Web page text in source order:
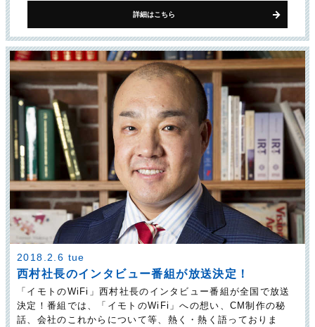
詳細はこちら
2018.2.6 tue
西村社長のインタビュー番組が放送決定！
「イモトのWiFi」西村社長のインタビュー番組が全国で放送
決定！番組では、「イモトのWiFi」への想い、CM制作の秘
話、会社のこれからについて等、熱く・熱く語っておりま